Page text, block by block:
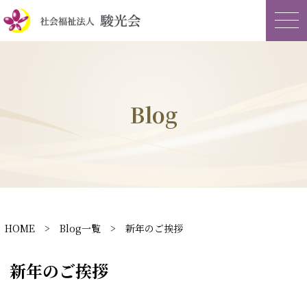
Blog
HOME > Blog一覧 > 新年のご挨拶
新年のご挨拶